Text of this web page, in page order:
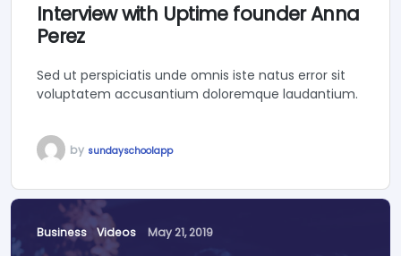
Interview with Uptime founder Anna
Perez
Sed ut perspiciatis unde omnis iste natus error sit
voluptatem accusantium doloremque laudantium.
by sundayschoolapp
Business Videos May 21, 2019